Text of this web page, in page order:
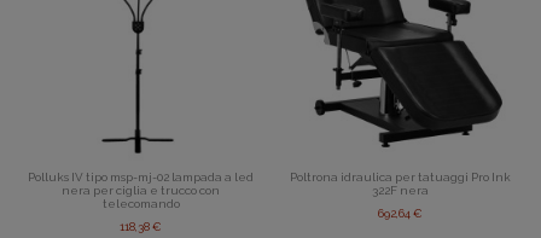
Polluks IV tipo msp-mj-02 lampada a led
nera per ciglia e trucco con
telecomando
118,38 €
Poltrona idraulica per tatuaggi Pro Ink
322F nera
692,64 €